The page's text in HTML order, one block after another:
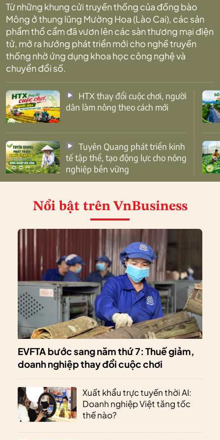
Từ những khung cửi truyền thống của đồng bào
Mông ở thung lũng Mường Hoa (Lào Cai), các sản
phẩm thổ cẩm đã vươn lên các sàn thương mại điện
tử, mở ra hướng phát triển mới cho nghề truyền
thống nhờ ứng dụng khoa học công nghệ và
chuyển đổi số.
dân làm nông theo cách mới
tế tập thể, tạo động lực cho nông
nghiệp bền vững
Nổi bật trên VnBusiness
EVFTA bước sang năm thứ 7: Thuế giảm,
doanh nghiệp thay đổi cuộc chơi
Xuất khẩu trực tuyến thời AI:
Doanh nghiệp Việt tăng tốc
thế nào?